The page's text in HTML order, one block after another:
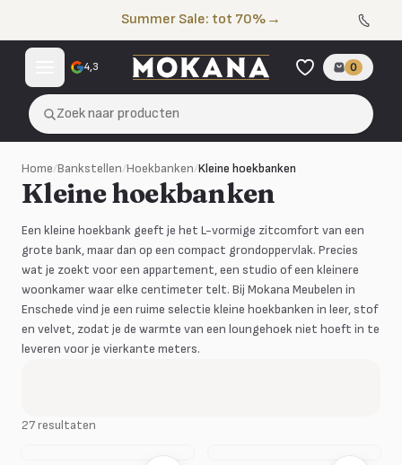
Summer Sale: tot 70% →
4,3 0
Zoek naar producten
Home/Bankstellen/Hoekbanken/Kleine hoekbanken
Kleine hoekbanken
Een kleine hoekbank geeft je het L-vormige zitcomfort van een
grote bank, maar dan op een compact grondoppervlak. Precies
wat je zoekt voor een appartement, een studio of een kleinere
woonkamer waar elke centimeter telt. Bij Mokana Meubelen in
Enschede vind je een ruime selectie kleine hoekbanken in leer, stof
en velvet, zodat je de warmte van een loungehoek niet hoeft in te
leveren voor je vierkante meters.
27 resultaten